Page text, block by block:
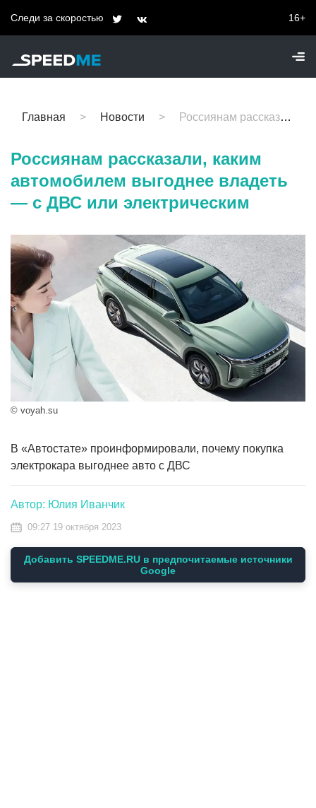
Следи за скоростью 16+
Главная Новости Россиянам рассказали, каким автомобилем выгоднее владеть — с ДВС или электрическим
Россиянам рассказали, каким
автомобилем выгоднее владеть
— с ДВС или электрическим
© voyah.su
В «Автостате» проинформировали, почему покупка
электрокара выгоднее авто с ДВС
Автор: Юлия Иванчик
09:27 19 октября 2023
Добавить SPEEDME.RU в предпочитаемые источники
Google